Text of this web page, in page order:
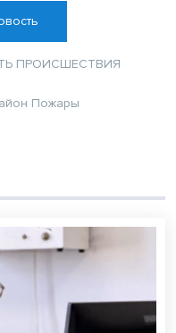
ПРОИСШЕСТВИЯ
Пожары